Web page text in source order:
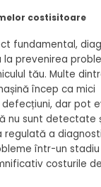
costisitoare
fundamental,
prevenirea
tău. Multe
încep ca mici
dar pot
nu sunt detectate
regulată a
într-un
costurile